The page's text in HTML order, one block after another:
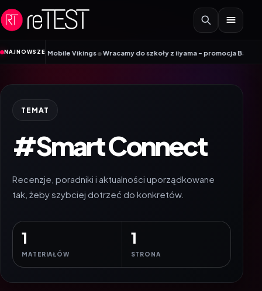
Przejdź do treści
NAJNOWSZEMobile Vikings•Wracamy do szkoły z iiyama – promocja Back to
TEMAT
#Smart Connect
Recenzje, poradniki i aktualności uporządkowane
tak, żeby szybciej dotrzeć do konkretów.
1
MATERIAŁÓW
1
STRONA